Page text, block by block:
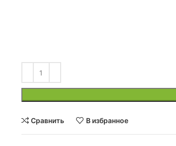
Сравнить В избранное